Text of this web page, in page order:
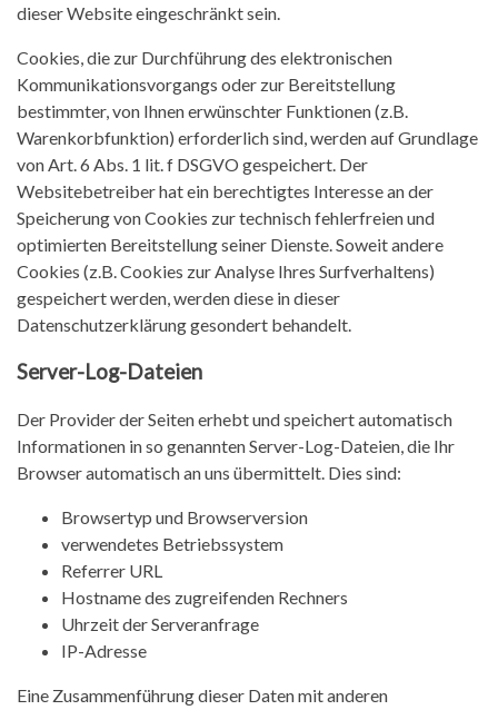
dieser Website eingeschränkt sein.
Cookies, die zur Durchführung des elektronischen
Kommunikationsvorgangs oder zur Bereitstellung
bestimmter, von Ihnen erwünschter Funktionen (z.B.
Warenkorbfunktion) erforderlich sind, werden auf Grundlage
von Art. 6 Abs. 1 lit. f DSGVO gespeichert. Der
Websitebetreiber hat ein berechtigtes Interesse an der
Speicherung von Cookies zur technisch fehlerfreien und
optimierten Bereitstellung seiner Dienste. Soweit andere
Cookies (z.B. Cookies zur Analyse Ihres Surfverhaltens)
gespeichert werden, werden diese in dieser
Datenschutzerklärung gesondert behandelt.
Server-Log-Dateien
Der Provider der Seiten erhebt und speichert automatisch
Informationen in so genannten Server-Log-Dateien, die Ihr
Browser automatisch an uns übermittelt. Dies sind:
Browsertyp und Browserversion
verwendetes Betriebssystem
Referrer URL
Hostname des zugreifenden Rechners
Uhrzeit der Serveranfrage
IP-Adresse
Eine Zusammenführung dieser Daten mit anderen